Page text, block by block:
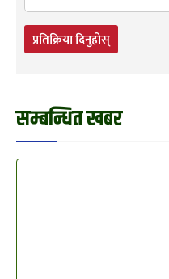
प्रतिक्रिया दिनुहोस्
सम्बन्धित खबर